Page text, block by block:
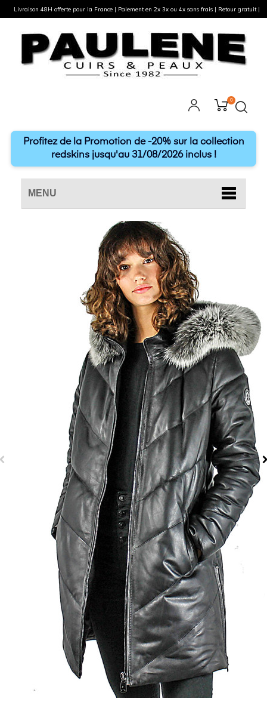
0
Profitez de la Promotion de -20% sur la collection
redskins jusqu'au 31/08/2026 inclus !
MENU
Livraison 48H offerte pour la France | Paiement en 2x 3x ou 4x sans frais | Retour gratuit |